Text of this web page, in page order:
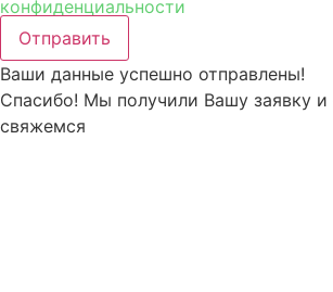
конфиденциальности
Отправить
Ваши данные успешно отправлены!
Спасибо! Мы получили Вашу заявку
свяжемся